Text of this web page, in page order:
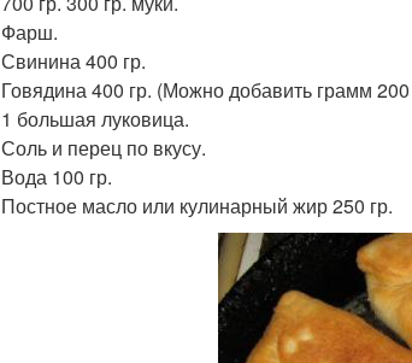
Фарш.
Свинина 400 гр.
Говядина 400 гр. (Можно добавить грамм
1 большая луковица.
Соль и перец по вкусу.
Вода 100 гр.
Постное масло или кулинарный жир 250 гр.